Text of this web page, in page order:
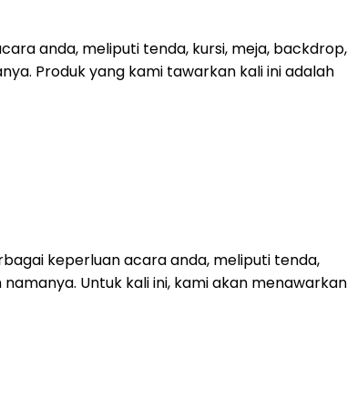
anda, meliputi tenda, kursi, meja, backdrop,
Produk yang kami tawarkan kali ini adalah
keperluan acara anda, meliputi tenda,
Untuk kali ini, kami akan menawarkan